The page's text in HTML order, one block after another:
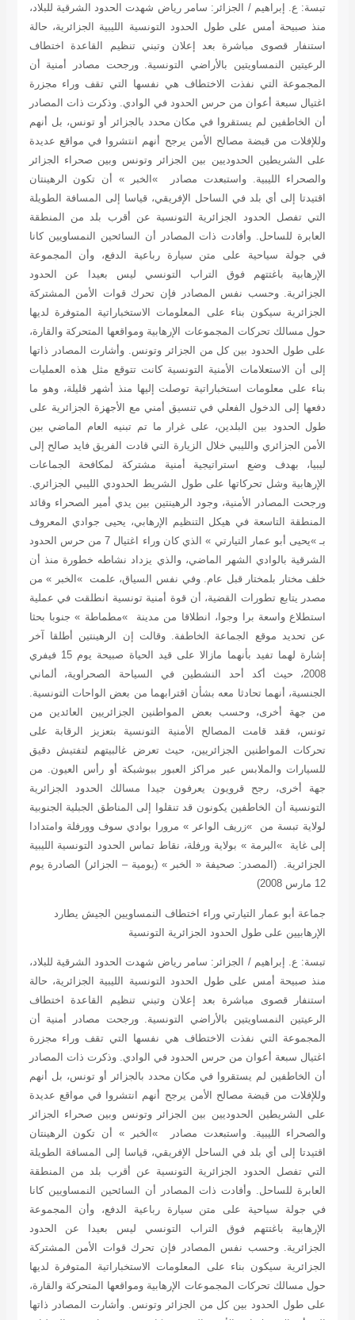
تبسة: ع. إبراهيم / الجزائر: سامر رياض شهدت الحدود الشرقية للبلاد،
منذ صبيحة أمس على طول الحدود التونسية الليبية الجزائرية، حالة
استنفار قصوى مباشرة بعد إعلان وتبني تنظيم القاعدة اختطاف
الرعيتين النمساويتين بالأراضي التونسية. ورجحت مصادر أمنية أن
المجموعة التي نفذت الاختطاف هي نفسها التي تقف وراء مجزرة
اغتيال سبعة أعوان من حرس الحدود في الوادي. وذكرت ذات المصادر
أن الخاطفين لم يستقروا في مكان محدد بالجزائر أو تونس، بل أنهم
وللإفلات من قبضة مصالح الأمن يرجح أنهم انتشروا في مواقع عديدة
على الشريطين الحدوديين بين الجزائر وتونس وبين صحراء الجزائر
والصحراء الليبية. واستبعدت مصادر »الخبر » أن تكون الرهينتان
اقتيدتا إلى أي بلد في الساحل الإفريقي، قياسا إلى المسافة الطويلة
التي تفصل الحدود الجزائرية التونسية عن أقرب بلد من المنطقة
العابرة للساحل. وأفادت ذات المصادر أن السائحين النمساويين كانا
في جولة سياحية على متن سيارة رباعية الدفع، وأن المجموعة
الإرهابية باغتتهم فوق التراب التونسي ليس بعيدا عن الحدود
الجزائرية. وحسب نفس المصادر فإن تحرك قوات الأمن المشتركة
الجزائرية سيكون بناء على المعلومات الاستخباراتية المتوفرة لديها
حول مسالك تحركات المجموعات الإرهابية ومواقعها المتحركة والقارة،
على طول الحدود بين كل من الجزائر وتونس. وأشارت المصادر ذاتها
إلى أن الاستعلامات الأمنية التونسية كانت تتوقع مثل هذه العمليات
بناء على معلومات استخباراتية توصلت إليها منذ أشهر قليلة، وهو ما
دفعها إلى الدخول الفعلي في تنسيق أمني مع الأجهزة الجزائرية على
طول الحدود بين البلدين، على غرار ما تم تبنيه العام الماضي بين
الأمن الجزائري والليبي خلال الزيارة التي قادت الفريق فايد صالح إلى
ليبيا، بهدف وضع استراتيجية أمنية مشتركة لمكافحة الجماعات
الإرهابية وشل تحركاتها على طول الشريط الحدودي الليبي الجزائري.
ورجحت المصادر الأمنية، وجود الرهينتين بين يدي أمير الصحراء وقائد
المنطقة التاسعة في هيكل التنظيم الإرهابي، يحيى جوادي المعروف
بـ »يحيى أبو عمار التيارتي » الذي كان وراء اغتيال 7 من حرس الحدود
الشرقية بالوادي الشهر الماضي، والذي يزداد نشاطه خطورة منذ أن
خلف مختار بلمختار قبل عام. وفي نفس السياق، علمت »الخبر » من
مصدر يتابع تطورات القضية، أن قوة أمنية تونسية انطلقت في عملية
استطلاع واسعة برا وجوا، انطلاقا من مدينة »مطماطة » جنوبا بحثا
عن تحديد موقع الجماعة الخاطفة. وقالت إن الرهينتين أطلقا آخر
إشارة لهما تفيد بأنهما مازالا على قيد الحياة صبيحة يوم 15 فيفري
2008، حيث أكد أحد النشطين في السياحة الصحراوية، ألماني
الجنسية، أنهما تحادثا معه بشأن اقترابهما من بعض الواحات التونسية.
من جهة أخرى، وحسب بعض المواطنين الجزائريين العائدين من
تونس، فقد قامت المصالح الأمنية التونسية بتعزيز الرقابة على
تحركات المواطنين الجزائريين، حيث تعرض غالبيتهم لتفتيش دقيق
للسيارات والملابس عبر مراكز العبور ببوشبكة أو رأس العيون. من
جهة أخرى، رجح قرويون يعرفون جيدا مسالك الحدود الجزائرية
التونسية أن الخاطفين يكونون قد تنقلوا إلى المناطق الجبلية الجنوبية
لولاية تبسة من »زريف الواعر » مرورا بوادي سوف وورفلة وامتدادا
إلى غاية »البرمة » بولاية ورفلة، نقاط تماس الحدود التونسية الليبية
الجزائرية.(المصدر: صحيفة « الخبر » (يومية – الجزائر) الصادرة يوم
جماعة أبو عمار التيارتي وراء اختطاف النمساويين الجيش يطارد
الإرهابيين على طول الحدود الجزائرية التونسية
تبسة: ع. إبراهيم / الجزائر: سامر رياض شهدت الحدود الشرقية للبلاد،
منذ صبيحة أمس على طول الحدود التونسية الليبية الجزائرية، حالة
استنفار قصوى مباشرة بعد إعلان وتبني تنظيم القاعدة اختطاف
الرعيتين النمساويتين بالأراضي التونسية. ورجحت مصادر أمنية أن
المجموعة التي نفذت الاختطاف هي نفسها التي تقف وراء مجزرة
اغتيال سبعة أعوان من حرس الحدود في الوادي. وذكرت ذات المصادر
أن الخاطفين لم يستقروا في مكان محدد بالجزائر أو تونس، بل أنهم
وللإفلات من قبضة مصالح الأمن يرجح أنهم انتشروا في مواقع عديدة
على الشريطين الحدوديين بين الجزائر وتونس وبين صحراء الجزائر
والصحراء الليبية. واستبعدت مصادر »الخبر » أن تكون الرهينتان
اقتيدتا إلى أي بلد في الساحل الإفريقي، قياسا إلى المسافة الطويلة
التي تفصل الحدود الجزائرية التونسية عن أقرب بلد من المنطقة
العابرة للساحل. وأفادت ذات المصادر أن السائحين النمساويين كانا
في جولة سياحية على متن سيارة رباعية الدفع، وأن المجموعة
الإرهابية باغتتهم فوق التراب التونسي ليس بعيدا عن الحدود
الجزائرية. وحسب نفس المصادر فإن تحرك قوات الأمن المشتركة
الجزائرية سيكون بناء على المعلومات الاستخباراتية المتوفرة لديها
حول مسالك تحركات المجموعات الإرهابية ومواقعها المتحركة والقارة،
على طول الحدود بين كل من الجزائر وتونس. وأشارت المصادر ذاتها